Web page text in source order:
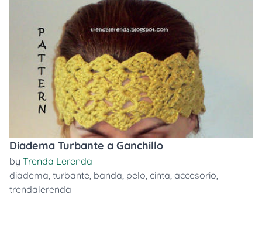
Diadema Turbante a Ganchillo
by Trenda Lerenda
diadema, turbante, banda, pelo, cinta, accesorio,
trendalerenda